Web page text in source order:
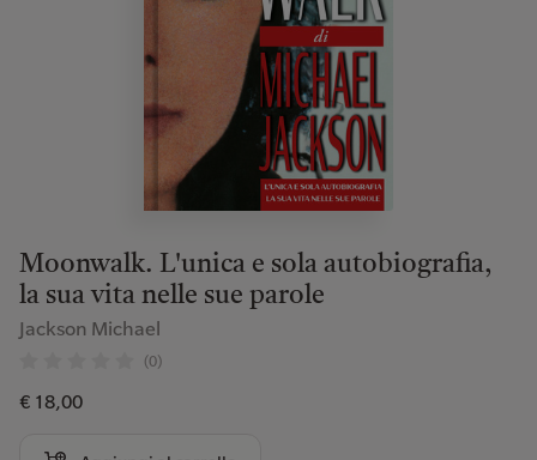
Moonwalk. L'unica e sola autobiografia,
la sua vita nelle sue parole
Jackson Michael
(0)
€ 18,00